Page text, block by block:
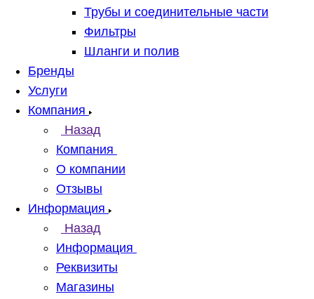
Трубы и соединительные части
Фильтры
Шланги и полив
Бренды
Услуги
Компания
Назад
Компания
О компании
Отзывы
Информация
Назад
Информация
Реквизиты
Магазины